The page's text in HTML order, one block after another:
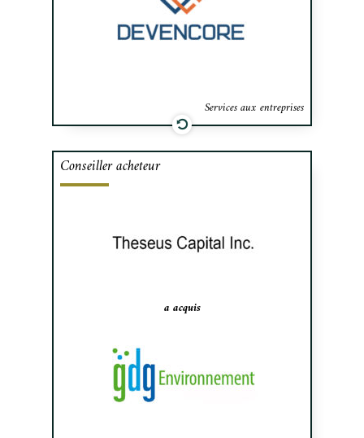
Services aux entreprises
Conseiller acheteur
a acquis
Cafa a assisté la société de capital de
d’un prise de contrôle inversé de GDG